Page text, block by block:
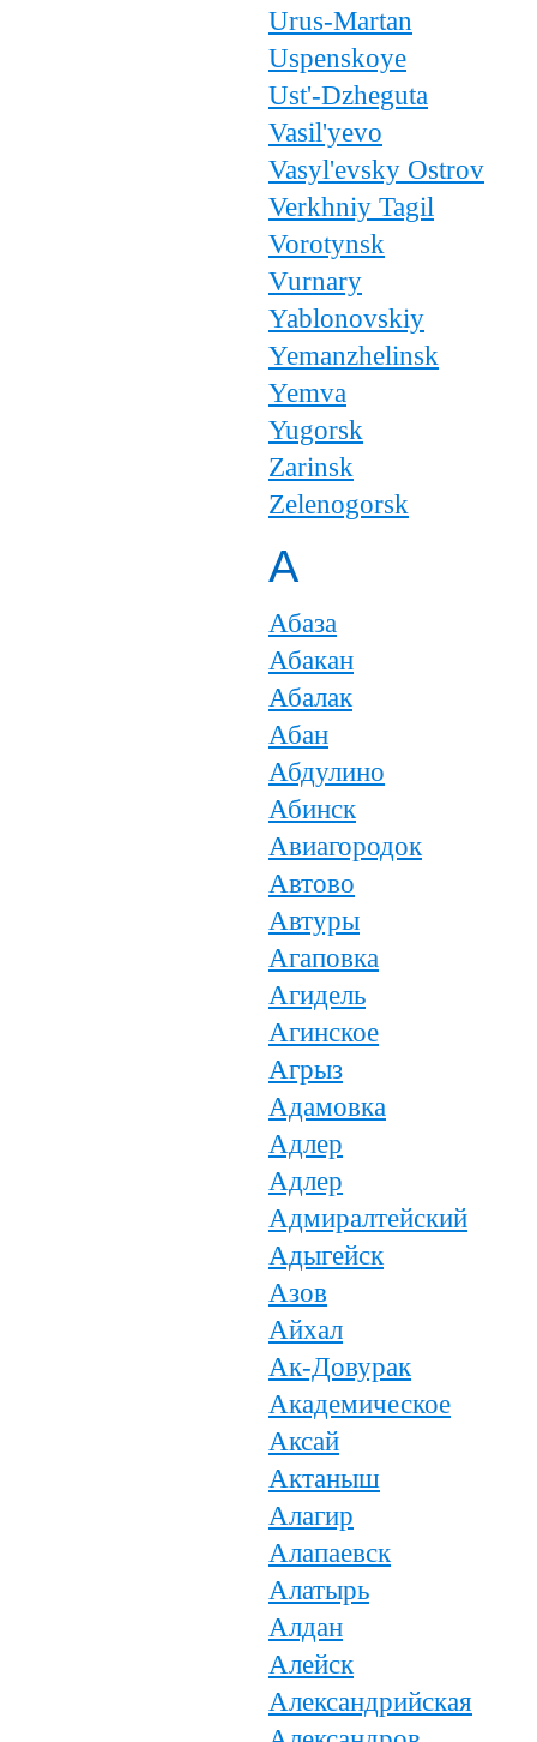
Urus-Martan
Uspenskoye
Ust'-Dzheguta
Vasil'yevo
Vasyl'evsky Ostrov
Verkhniy Tagil
Vorotynsk
Vurnary
Yablonovskiy
Yemanzhelinsk
Yemva
Yugorsk
Zarinsk
Zelenogorsk
А
Абаза
Абакан
Абалак
Абан
Абдулино
Абинск
Авиагородок
Автово
Автуры
Агаповка
Агидель
Агинское
Агрыз
Адамовка
Адлер
Адлер
Адмиралтейский
Адыгейск
Азов
Айхал
Ак-Довурак
Академическое
Аксай
Актаныш
Алагир
Алапаевск
Алатырь
Алдан
Алейск
Александрийская